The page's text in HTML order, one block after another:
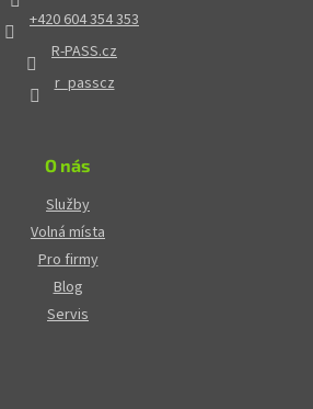
+420 604 354 353
R-PASS.cz
r_passcz
O nás
Služby
Volná místa
Pro firmy
Blog
Servis